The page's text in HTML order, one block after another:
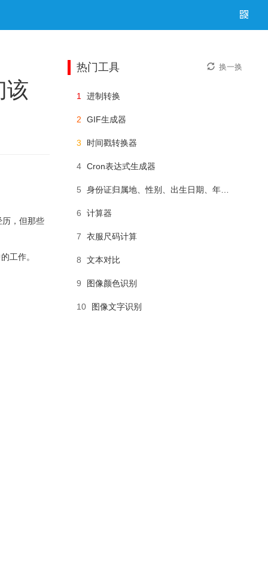
该
，但那些
工作。
热门工具 换一换
1 进制转换
2 GIF生成器
3 时间戳转换器
4 Cron表达式生成器
5 身份证归属地、性别、出生日期、年龄查询
6 计算器
7 衣服尺码计算
8 文本对比
9 图像颜色识别
10 图像文字识别